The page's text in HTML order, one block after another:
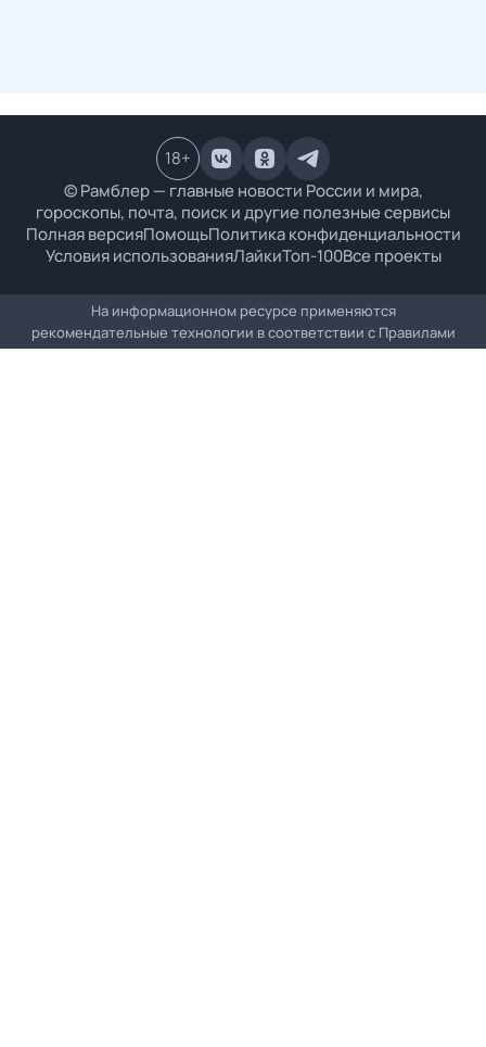
© Рамблер — главные новости России и мира,
гороскопы, почта, поиск и другие полезные сервисы
Полная версияПомощьПолитика конфиденциальности
Условия использованияЛайкиТоп-100Все проекты
18+
На информационном ресурсе применяются
рекомендательные технологии в соответствии с Правилами